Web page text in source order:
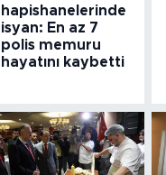
hapishanelerinde
isyan: En az 7
polis memuru
hayatını kaybetti